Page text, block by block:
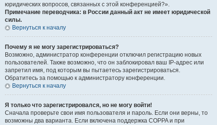
юридических вопросов, связанных с этой конференцией?».
Примечание переводчика: в России данный акт не имеет юридической
силы.
Вернуться к началу
Почему я не могу зарегистрироваться?
Возможно, администратор конференции отключил регистрацию новых
пользователей. Также возможно, что он заблокировал ваш IP-адрес или
запретил имя, под которым вы пытаетесь зарегистрироваться.
Обратитесь за помощью к администратору конференции.
Вернуться к началу
Я только что зарегистрировался, но не могу войти!
Сначала проверьте свои имя пользователя и пароль. Если они верны, то
возможны два варианта. Если включена поддержка COPPA и при